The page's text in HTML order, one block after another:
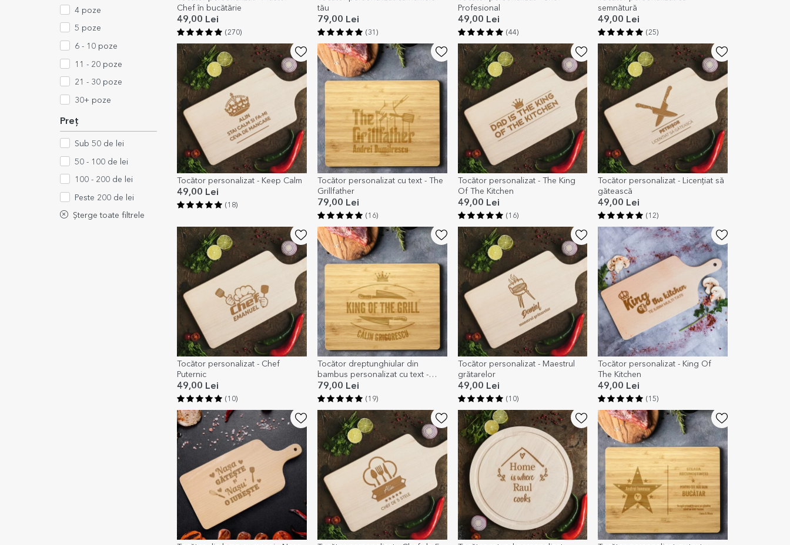
4 poze
5 poze
6 - 10 poze
11 - 20 poze
21 - 30 poze
30+ poze
Preț
Sub 50 de lei
50 - 100 de lei
100 - 200 de lei
Peste 200 de lei
Șterge toate filtrele
Chef în bucătărie
49,00 Lei
(270)
tău
79,00 Lei
(31)
Profesional
49,00 Lei
(44)
semnătură
49,00 Lei
(25)
Tocător personalizat - Keep Calm
49,00 Lei
(18)
Tocător personalizat cu text - The
Grillfather
79,00 Lei
(16)
Tocător personalizat - The King
Of The Kitchen
49,00 Lei
(16)
Tocător personalizat - Licențiat să
gătească
49,00 Lei
(12)
Tocător personalizat - Chef
Puternic
49,00 Lei
(10)
Tocător dreptunghiular din
bambus personalizat cu text -
King of the grill
79,00 Lei
(19)
Tocător personalizat - Maestrul
grătarelor
49,00 Lei
(10)
Tocător personalizat - King Of
The Kitchen
49,00 Lei
(15)